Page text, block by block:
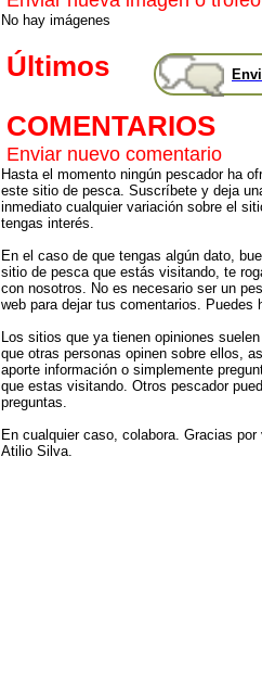
No hay imágenes
Últimos
COMENTARIOS
Enviar nuevo comentario
Hasta el momento ningún pescador ha
este sitio de pesca. Suscríbete y deja
inmediato cualquier variación sobre el
tengas interés.
En el caso de que tengas algún dato,
sitio de pesca que estás visitando, te
con nosotros. No es necesario ser un
web para dejar tus comentarios. Puedes
Los sitios que ya tienen opiniones
que otras personas opinen sobre ellos,
aporte información o simplemente
que estas visitando. Otros pescador
preguntas.
En cualquier caso, colabora. Gracias
Atilio Silva.